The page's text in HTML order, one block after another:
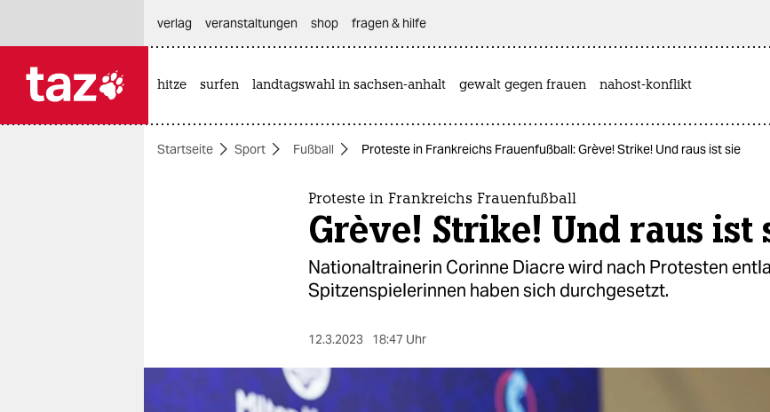
themen
berlin
verlag
veranstaltungen shop fragen & hilfe
hitze surfen landtagswahl in sachsen-anhalt gewalt gegen frauen nahost-konflikt
Startseite Sport Fußball Proteste in Frankreichs Frauenfußball: Grève! Strike! Und raus ist sie
Proteste in Frankreichs Frauenfußball
Grève! Strike! Und raus ist
Nationaltrainerin Corinne Diacre wird nach Protesten
Spitzenspielerinnen haben sich durchgesetzt.
12.3.2023 18:47 Uhr